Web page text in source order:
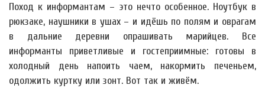
Поход к информантам – это нечто особенное. Ноутбук в
рюкзаке, наушники в ушах – и идёшь по полям и оврагам
в дальние деревни опрашивать марийцев. Все
информанты приветливые и гостеприимные: готовы в
холодный день напоить чаем, накормить печеньем,
одолжить куртку или зонт. Вот так и живём.